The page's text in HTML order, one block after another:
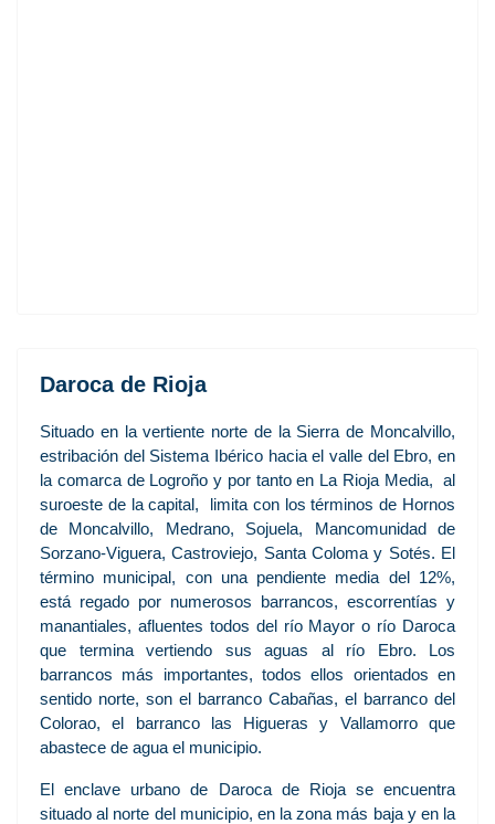
Daroca de Rioja
Situado en la vertiente norte de la Sierra de Moncalvillo,
estribación del Sistema Ibérico hacia el valle del Ebro, en
la comarca de Logroño y por tanto en La Rioja Media, al
suroeste de la capital, limita con los términos de Hornos
de Moncalvillo, Medrano, Sojuela, Mancomunidad de
Sorzano-Viguera, Castroviejo, Santa Coloma y Sotés. El
término municipal, con una pendiente media del 12%,
está regado por numerosos barrancos, escorrentías y
manantiales, afluentes todos del río Mayor o río Daroca
que termina vertiendo sus aguas al río Ebro. Los
barrancos más importantes, todos ellos orientados en
sentido norte, son el barranco Cabañas, el barranco del
Colorao, el barranco las Higueras y Vallamorro que
abastece de agua el municipio.
El enclave urbano de Daroca de Rioja se encuentra
situado al norte del municipio, en la zona más baja y en la